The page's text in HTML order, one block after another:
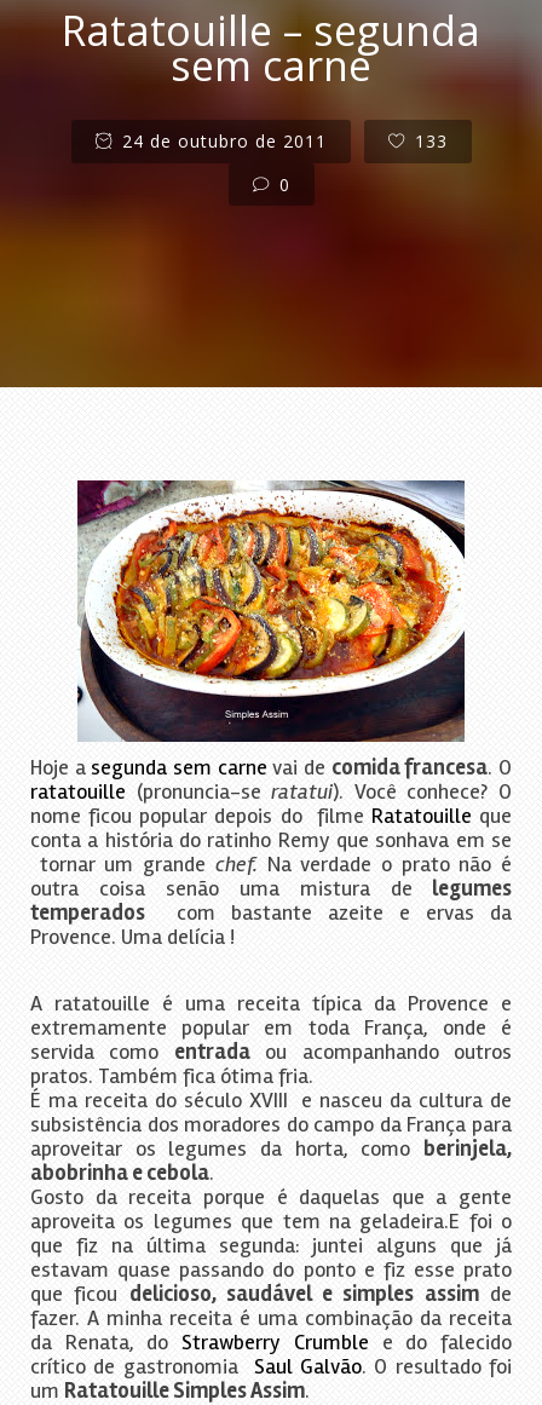
Ratatouille – segunda
sem carne
24 de outubro de 2011
133
0
Hoje asegunda sem carnevai de comida francesa. O
ratatouille (pronuncia-seratatui). Você conhece? O
nome ficou popular depois do filme Ratatouille que
conta a história do ratinho Remy que sonhava em se
tornar um grande chef.Na verdade o prato não é
outra coisa senão uma mistura de legumes
temperadoscom bastante azeite e ervas da
Provence. Uma delícia !
A ratatouille é uma receita típica da Provence e
extremamente popular em toda França, onde é
servida como entradaou acompanhando outros
pratos. Também fica ótima fria.
É ma receita do século XVIII e nasceu da cultura de
subsistência dos moradores do campo da França para
aproveitar os legumes da horta, como berinjela,
abobrinha e cebola.
Gosto da receita porque é daquelas que a gente
aproveita os legumes que tem na geladeira.E foi o
que fiz na última segunda: juntei alguns que já
estavam quase passando do ponto e fiz esse prato
que ficou delicioso, saudável e simples assimde
fazer. A minha receita é uma combinação da receita
da Renata, do Strawberry Crumble e do falecido
crítico de gastronomia Saul Galvão. O resultado foi
um Ratatouille Simples Assim.